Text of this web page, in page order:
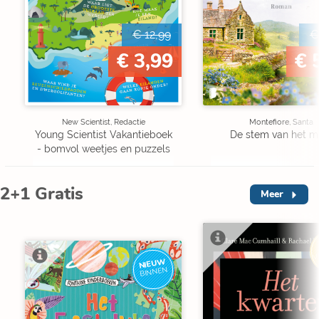
€ 12,99
€ 3,99
New Scientist, Redactie
Young Scientist Vakantieboek
- bomvol weetjes en puzzels
€
€
Montefiore, Santa
De stem van het
2+1 Gratis Meer
NIEUW
BINNEN